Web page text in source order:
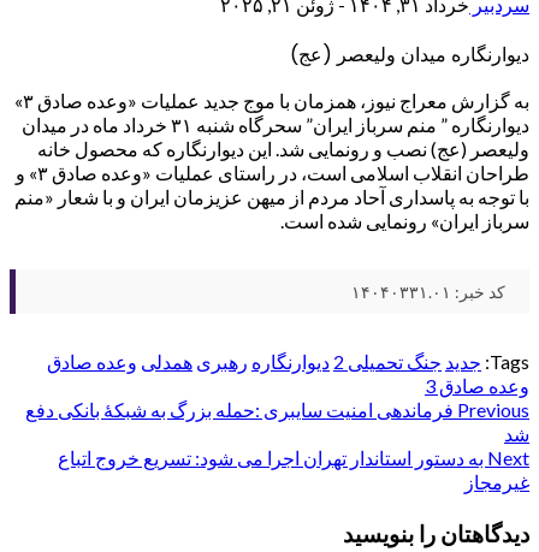
دیوارنگاره میدان ولیعصر (عج)
به گزارش معراج نیوز، همزمان با موج جدید عملیات «وعده صادق ۳»
دیوارنگاره ” منم سرباز ایران” سحرگاه شنبه ۳۱ خرداد ماه در میدان
ولیعصر (عج) نصب و رونمایی شد. این دیوارنگاره که محصول خانه‌
طراحان انقلاب اسلامی است، در راستای عملیات «وعده صادق ۳» و
با توجه به پاسداری آحاد مردم از میهن عزیزمان ایران و با شعار «منم
سرباز ایران» رونمایی شده است.
کد خبر: ۱۴۰۴۰۳۳۱.۰۱
Tags: جدید جنگ تحمیلی 2 دیوارنگاره رهبری همدلی وعده صادق
وعده صادق 3
Post
navigation
Previous فرماندهی امنیت سایبری :حمله بزرگ به شبکهٔ بانکی دفع
شد
Next به دستور استاندار تهران اجرا می شود: تسریع خروج اتباع
غیرمجاز
دیدگاهتان را بنویسید